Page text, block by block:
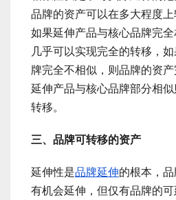
品牌的资产可以在多大程度上
如果延伸产品与核心品牌完
几乎可以实现完全的转移，
牌完全不相似，则品牌的资
延伸产品与核心品牌部分相
转移。
三、品牌可转移的资产
延伸性是品牌延伸的根本，
有机会延伸，但仅有品牌的